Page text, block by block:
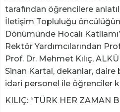
tarafından öğrencilere
İletişim Topluluğu
Dönümünde Hocalı
Rektör Yardımcılarından
Prof. Dr. Mehmet Kılıç,
Sinan Kartal, dekanlar, daire
idari personel ile öğrenciler
KILIÇ: “TÜRK HER ZAMAN